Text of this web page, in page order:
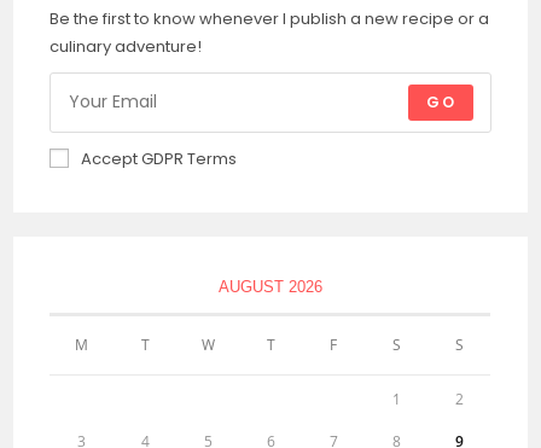
Be the first to know whenever I publish a new recipe or a
culinary adventure!
GO
Accept GDPR Terms
AUGUST 2026
M T W T F S S
1 2
3 4 5 6 7 8 9